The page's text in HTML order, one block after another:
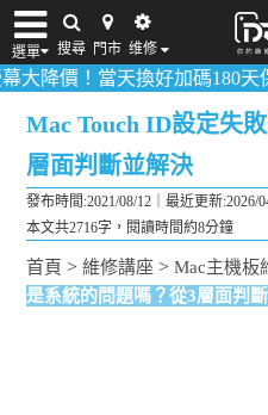
選單 搜尋 門市 维修
iPhone維修/價格 筆電維修/價格
換好加碼180天保固！活動詳
Mac Touch ID設定失
層面判斷並解決
發布時間:2021/08/12｜最近更新:2026/
本文共2716字，閱讀時間約8分鐘
首頁 >維修講座 >Mac主機板
是系統的問題嗎？從3層面判